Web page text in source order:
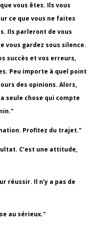
vous êtes. Ils vous
ce que vous ne faites
Ils parleront de vous
vous gardez sous silence.
succès et vos erreurs,
Peu importe à quel point
des opinions. Alors,
seule chose qui compte
Profitez du trajet."
C’est une attitude,
réussir. Il n’y a pas de
au sérieux."